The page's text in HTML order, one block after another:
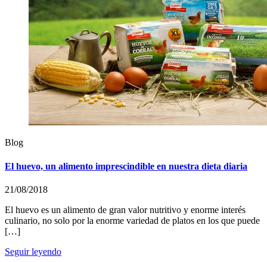
Blog
El huevo, un alimento imprescindible en nuestra dieta diaria
21/08/2018
El huevo es un alimento de gran valor nutritivo y enorme interés
culinario, no solo por la enorme variedad de platos en los que puede
[…]
Seguir leyendo